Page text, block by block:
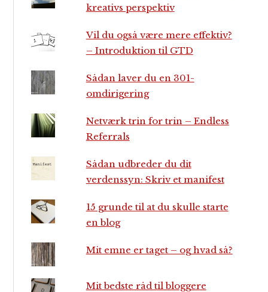
kreativs perspektiv
Vil du også være mere effektiv?
– Introduktion til GTD
Sådan laver du en 301-
omdirigering
Netværk trin for trin – Endless
Referrals
Sådan udbreder du dit
verdenssyn: Skriv et manifest
15 grunde til at du skulle starte
en blog
Mit emne er taget – og hvad så?
Mit bedste råd til bloggere